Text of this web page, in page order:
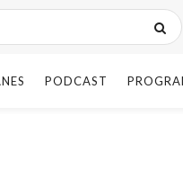
PODCAST